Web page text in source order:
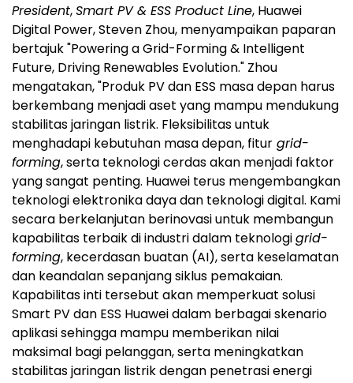
President,Smart PV & ESS Product Line, Huawei
Digital Power, Steven Zhou, menyampaikan paparan
bertajuk "Powering a Grid-Forming & Intelligent
Future, Driving Renewables Evolution." Zhou
mengatakan, "Produk PV dan ESS masa depan harus
berkembang menjadi aset yang mampu mendukung
stabilitas jaringan listrik. Fleksibilitas untuk
menghadapi kebutuhan masa depan, fitur grid-
forming, serta teknologi cerdas akan menjadi faktor
yang sangat penting. Huawei terus mengembangkan
teknologi elektronika daya dan teknologi digital. Kami
secara berkelanjutan berinovasi untuk membangun
kapabilitas terbaik di industri dalam teknologigrid-
forming, kecerdasan buatan (AI), serta keselamatan
dan keandalan sepanjang siklus pemakaian.
Kapabilitas inti tersebut akan memperkuat solusi
Smart PV dan ESS Huawei dalam berbagai skenario
aplikasi sehingga mampu memberikan nilai
maksimal bagi pelanggan, serta meningkatkan
stabilitas jaringan listrik dengan penetrasi energi